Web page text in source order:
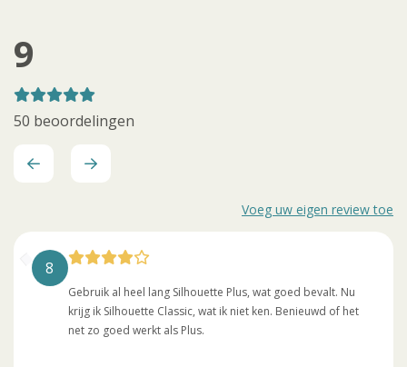
9
50 beoordelingen
Voeg uw eigen review toe
8
Gebruik al heel lang Silhouette Plus, wat goed bevalt. Nu
krijg ik Silhouette Classic, wat ik niet ken. Benieuwd of het
net zo goed werkt als Plus.